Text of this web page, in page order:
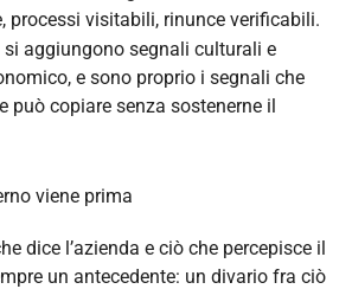
processi visitabili, rinunce verificabili.
si aggiungono segnali culturali e
e sono proprio i segnali che
può copiare senza sostenerne il
viene prima
dice l’azienda e ciò che percepisce il
un antecedente: un divario fra ciò